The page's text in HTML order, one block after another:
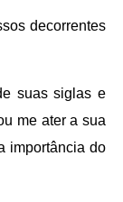
decorrentes
suas siglas e
me ater a sua
importância do